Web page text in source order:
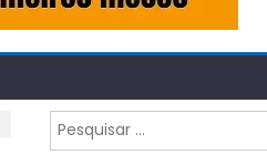
Pesquisar
por: